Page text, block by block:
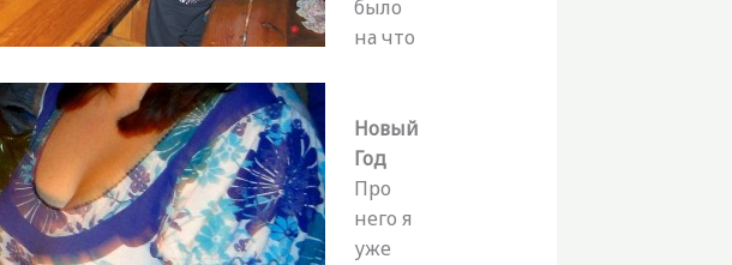
было
на что
Новый
Год
Про
него я
уже